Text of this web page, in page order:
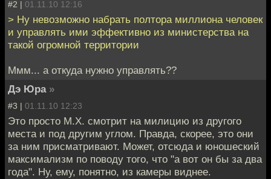
#2 | 01.11.10 12:16
> Ну невозможно набрать полтора миллиона человек
и управлять ими эффективно из министерства на
такой огромной территории
Ммм... а откуда нужно управлять??
Дэ Юра »
#3 | 01.11.10 12:23
Это просто М.Х. смотрит на милицию из другого
места и под другим углом. Правда, скорее, это они
за ним присматривают. Может, отсюда и юношеский
максимализм по поводу того, что "а вот он бы за два
года". Ну, ему, понятно, из камеры виднее.